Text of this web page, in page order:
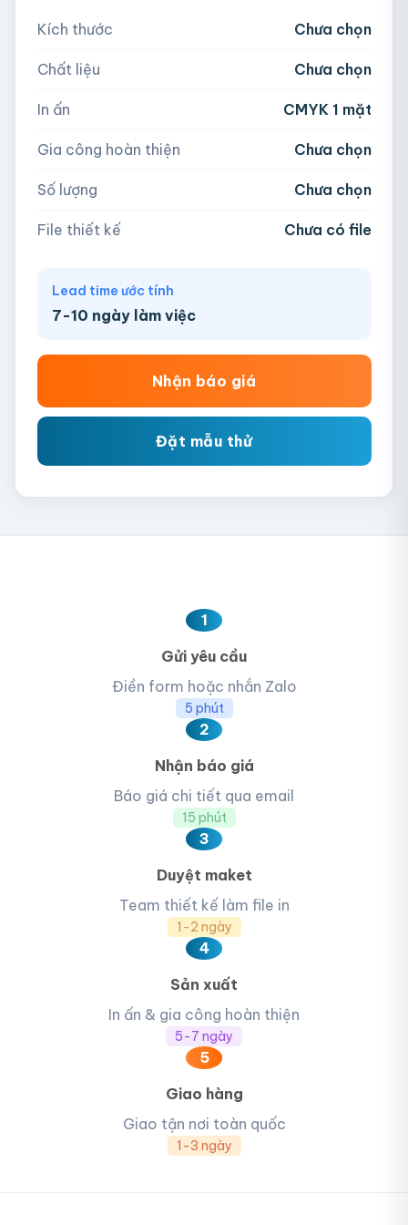
5,000
Hoặc nhập số lượng:
− + hộp
AI, PDF, EPS, PSD, PNG, JPG (tối đa 50MB)
Kích thước Chưa chọn
Chất liệu Chưa chọn
In ấn CMYK 1 mặt
Gia công hoàn thiện Chưa chọn
Số lượng Chưa chọn
File thiết kế Chưa có file
Lead time ước tính
7-10 ngày làm việc
Nhận báo giá
Đặt mẫu thử
1
Gửi yêu cầu
Điền form hoặc nhắn Zalo
5 phút
2
Nhận báo giá
Báo giá chi tiết qua email
15 phút
3
Duyệt maket
Team thiết kế làm file in
1-2 ngày
4
Sản xuất
In ấn & gia công hoàn thiện
5-7 ngày
5
Giao hàng
Giao tận nơi toàn quốc
1-3 ngày